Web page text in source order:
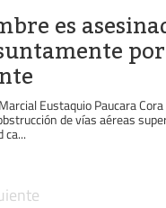
es
Eustaquio Paucara
de vías aéreas
ca...